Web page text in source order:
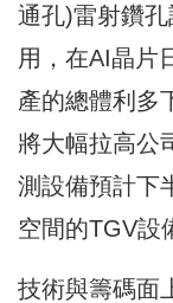
通孔)雷射鑽
用，在AI晶片
產的總體利多
將大幅拉高公
測設備預計下
空間的TGV設
技術與籌碼面